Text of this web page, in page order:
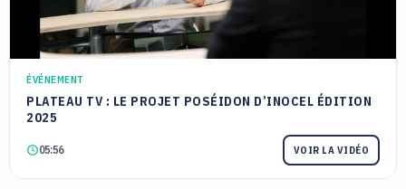
ÉVÉNEMENT
PLATEAU TV : LE PROJET POSÉIDON D’INOCEL ÉDITION
2025
05:56 VOIR LA VIDÉO